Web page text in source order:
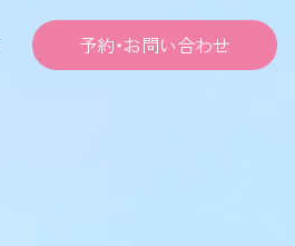
予約・お問い合わせ